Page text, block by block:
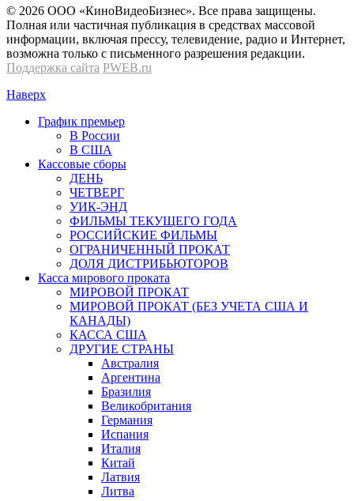
© 2026 OOО «КиноВидеоБизнес». Все права защищены.
Полная или частичная публикация в средствах массовой
информации, включая прессу, телевидение, радио и Интернет,
возможна только с письменного разрешения редакции.
Поддержка сайта PWEB.ru
Наверх
График премьер
В России
В США
Кассовые сборы
ДЕНЬ
ЧЕТВЕРГ
УИК-ЭНД
ФИЛЬМЫ ТЕКУЩЕГО ГОДА
РОССИЙСКИЕ ФИЛЬМЫ
ОГРАНИЧЕННЫЙ ПРОКАТ
ДОЛЯ ДИСТРИБЬЮТОРОВ
Касса мирового проката
МИРОВОЙ ПРОКАТ
МИРОВОЙ ПРОКАТ (БЕЗ УЧЕТА США И
КАНАДЫ)
КАССА США
ДРУГИЕ СТРАНЫ
Австралия
Аргентина
Бразилия
Великобритания
Германия
Испания
Италия
Китай
Латвия
Литва